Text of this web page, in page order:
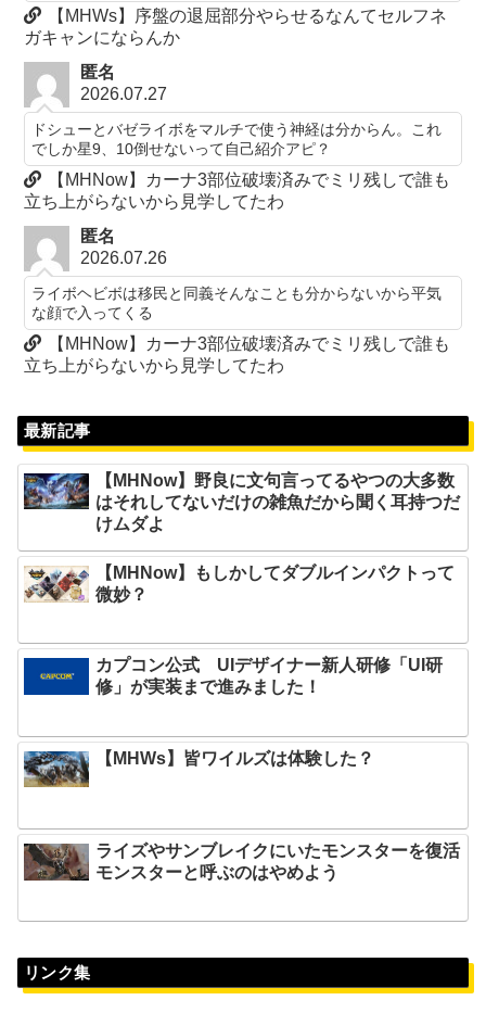
【MHWs】序盤の退屈部分やらせるなんてセルフネ
ガキャンにならんか
匿名
2026.07.27
ドシューとバゼライボをマルチで使う神経は分からん。これ
でしか星9、10倒せないって自己紹介アピ？
【MHNow】カーナ3部位破壊済みでミリ残しで誰も
立ち上がらないから見学してたわ
匿名
2026.07.26
ライボヘビボは移民と同義そんなことも分からないから平気
な顔で入ってくる
【MHNow】カーナ3部位破壊済みでミリ残しで誰も
立ち上がらないから見学してたわ
最新記事
【MHNow】野良に文句言ってるやつの大多数
はそれしてないだけの雑魚だから聞く耳持つだ
けムダよ
【MHNow】もしかしてダブルインパクトって
微妙？
カプコン公式 UIデザイナー新人研修「UI研
修」が実装まで進みました！
【MHWs】皆ワイルズは体験した？
ライズやサンブレイクにいたモンスターを復活
モンスターと呼ぶのはやめよう
リンク集